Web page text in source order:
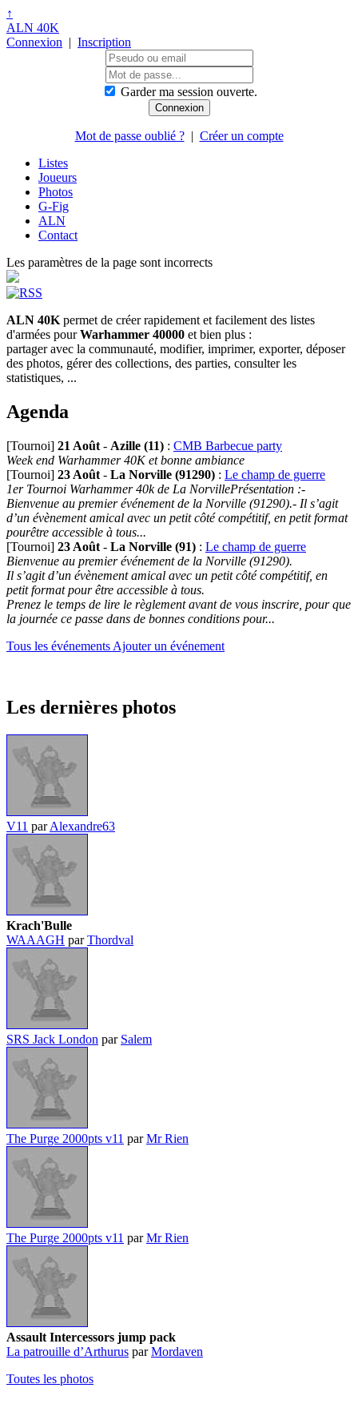
↑
ALN 40K
Connexion | Inscription
Garder ma session ouverte.
Mot de passe oublié ?| Créer un compte
Listes
Joueurs
Photos
G-Fig
ALN
Contact
Les paramètres de la page sont incorrects
ALN 40K permet de créer rapidement et facilement des listes
d'armées pourWarhammer 40000 et bien plus :
partager avec la communauté, modifier, imprimer, exporter, déposer
des photos, gérer des collections, des parties, consulter les
statistiques, ...
Agenda
[Tournoi] 21 Août - Azille (11) : CMB Barbecue party
Week end Warhammer 40K et bonne ambiance
[Tournoi] 23 Août - La Norville (91290) : Le champ de guerre
1er Tournoi Warhammer 40k de La NorvillePrésentation :-
Bienvenue au premier événement de la Norville (91290).- Il s’agit
d’un évènement amical avec un petit côté compétitif, en petit format
pourêtre accessible à tous...
[Tournoi] 23 Août - La Norville (91) : Le champ de guerre
Bienvenue au premier événement de la Norville (91290).
Il s’agit d’un évènement amical avec un petit côté compétitif, en
petit format pour être accessible à tous.
Prenez le temps de lire le règlement avant de vous inscrire, pour que
la journée ce passe dans de bonnes conditions pour...
Tous les événements Ajouter un événement
Les dernières photos
V11 parAlexandre63
Krach'Bulle
WAAAGH parThordval
SRS Jack London par Salem
The Purge 2000pts v11 parMr Rien
The Purge 2000pts v11 parMr Rien
Assault Intercessors jump pack
La patrouille d’Arthurus parMordaven
Toutes les photos